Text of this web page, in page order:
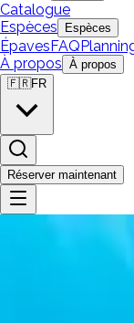
Catalogue
Espèces
Espèces
ÉpavesFAQ
À propos À propos
🇫🇷FR
Réserver maintenant